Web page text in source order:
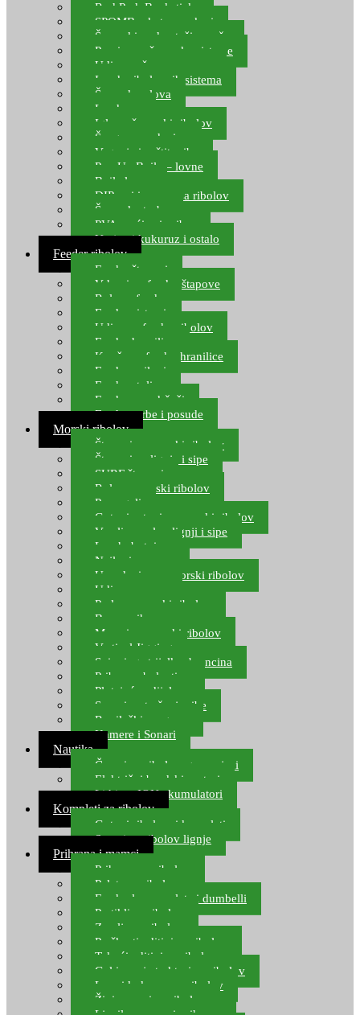
Rod Pod, Banksticks
SPOMB rakete, markeri
Šaranski podmetači, mreže
Pernice za šaranske sisteme
Udice za šarana, amura
Izrada ribolovnih sistema
Šaranska olova
Leadcore
Igle za šaranski ribolov
Špage, upredenice
Vaganje i zaštita ribe
Pop Up Boile – lovne
Boile lovne
DIP-ovi i arome za ribolov
Šaranske torbe
PVA vrećice i pribor
Umjetni kukuruz i ostalo
Feeder ribolov
Feeder štapovi
Vrhovi za feeder štapove
Role za feeder
Feeder sistemi
Udice za feeder ribolov
Feeder hranilice
Kopče za feeder hranilice
Feeder najloni
Feeder stolice
Feeder arm držači
Feeder torbe i posude
Morski ribolov
Štapovi za morski ribolov
Štapovi za lignje i sipe
SURF štapovi
Role za morski ribolov
Parangali
Gotovi setovi za morski ribolov
Varalice za lov lignji i sipe
Lov hobotnice
Najloni za more
Upredenice za morski ribolov
Udice za more
Perle za morski ribolov
Brum prihrana za more
Mamci za morski ribolov
Vertical Jigging
Spinning strijelke, brancina
Pribor za bolentino
Plutajuća odijela
Sonari za traženje ribe
Ronilački program
Kamere i Sonari
Nautika
Čamci za ribolov, gumenjaci
Električni brodski motori
Lithium ION akumulatori
Kompleti za ribolov
Gotovi ribolovni kompleti
Setovi za ribolov lignje
Prihrana i mamci
Prihrana za ribolov
Pelete za ribolov
Feeder lovne pelete i dumbelli
Partikli za ribolov
Zemlja za ribolov
Praškasti aditivi za ribolov
Tekući aditivi za ribolov
Gel i sprej atraktori za ribolov
Lovni kukuruz za ribolov
Živi mamci za ribolov